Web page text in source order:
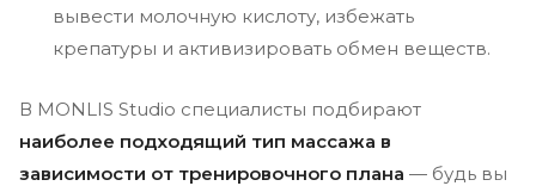
вывести молочную кислоту, избежать
крепатуры и активизировать обмен веществ.
В MONLIS Studio специалисты подбирают
наиболее подходящий тип массажа в
зависимости от тренировочного плана — будь вы